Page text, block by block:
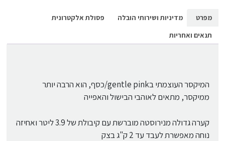
מפרט מדיניות ושירותי הובלה
פסולת אלקטרונית
תנאים ואחריות
המיקסר העוצמתי בgentle pink/כסף, הוא הרבה יותר
ממיקסר, מתאים לאוהבי הבישול והאפייה
קערה גדולה מנירוסטה מוברשת עם קיבולת של 3.9 ליטר ואחיזה
נוחה מאפשרת לעבד עד 2 ק"ג בצק